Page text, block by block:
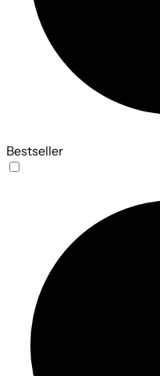
Bestseller